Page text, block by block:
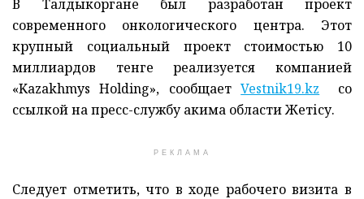
В Талдыкоргане был разработан проект
современного онкологического центра. Этот
крупный социальный проект стоимостью 10
миллиардов тенге реализуется компанией
«Kazakhmys Holding», сообщаетVestnik19.kz со
ссылкой напресс-службу акима области Жетісу.
РЕКЛАМА
Следует отметить, что в ходе рабочего визита в